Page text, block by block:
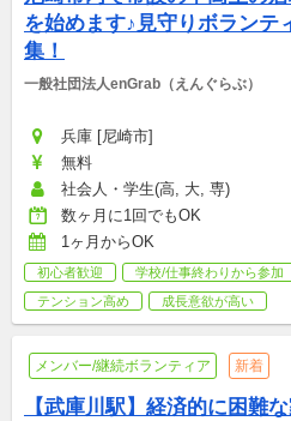
を始めます♪見守りボランテ
集！
一般社団法人enGrab（えんぐらぶ）
兵庫 [尼崎市]
無料
社会人・学生(高, 大, 専)
数ヶ月に1回でもOK
1ヶ月からOK
初心者歓迎 学校/仕事終わりから参加
テンション高め
成長意欲が高い
メンバー/継続ボランティア 新着
【武庫川駅】経済的に困難